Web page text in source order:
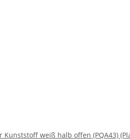
weiß halb offen (PQA43)